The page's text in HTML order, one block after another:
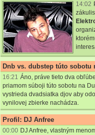
14:02
Dnb vs. dubstep túto sobotu
16:21 Áno, práve tieto dva
priamom súboji túto sobotu na
vystrieda dvadsiatka djov aby
vynilovej zbierke nachádza.
Profil: DJ Anfree
00:00 DJ Anfree, vlastným